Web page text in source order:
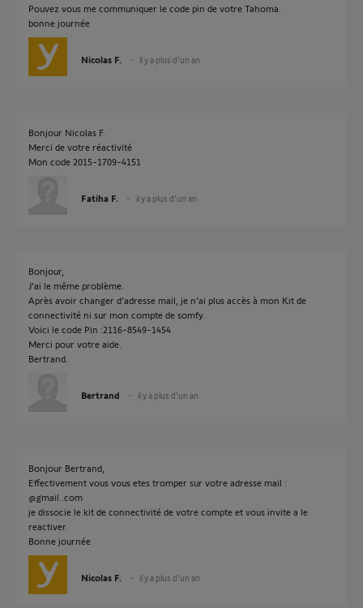
Pouvez vous me communiquer le code pin de votre Tahoma.
bonne journée
Nicolas F. il y a plus d'un an
Bonjour Nicolas F.
Merci de votre réactivité
Mon code 2015-1709-4151
Fatiha F. il y a plus d'un an
Bonjour,
J'ai le même problème.
Après avoir changer d'adresse mail, je n'ai plus accès à mon Kit de
connectivité ni sur mon compte de somfy.
Voici le code Pin :2116-8549-1454
Merci pour votre aide.
Bertrand.
Bertrand il y a plus d'un an
Bonjour Bertrand,
Effectivement vous vous etes tromper sur votre adresse mail :
@gmail..com
je dissocie le kit de connectivité de votre compte et vous invite a le
reactiver.
Bonne journée
Nicolas F. il y a plus d'un an